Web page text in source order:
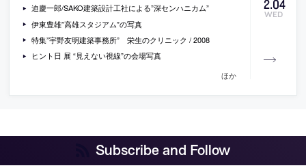
2.04
WED
迫慶一郎/SAKO建築設計工社による”深センハニカム”
伊東豊雄”高雄スタジアム”の写真
特集”宇野友明建築事務所” 栄生のクリニック / 2008
ヒント日 展 “見えない視線”の会場写真
ほか
Subscribe and Follow